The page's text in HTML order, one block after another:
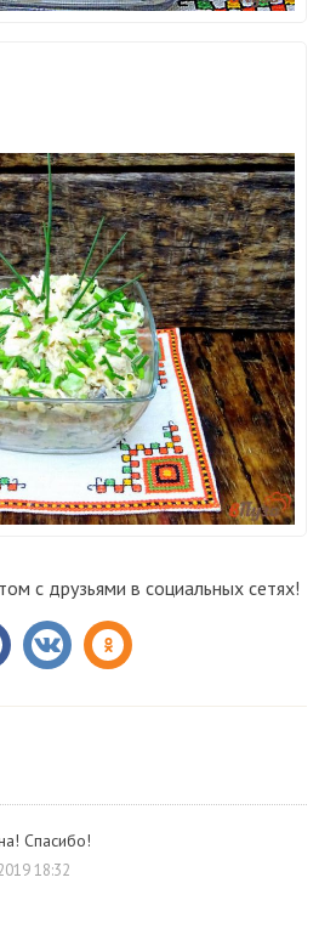
с друзьями в социальных сетях!
Спасибо!
18:32